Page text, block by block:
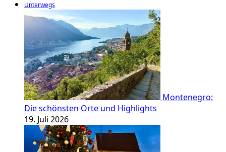
Unterwegs
Montenegro:
Die schönsten Orte und Highlights
19. Juli 2026